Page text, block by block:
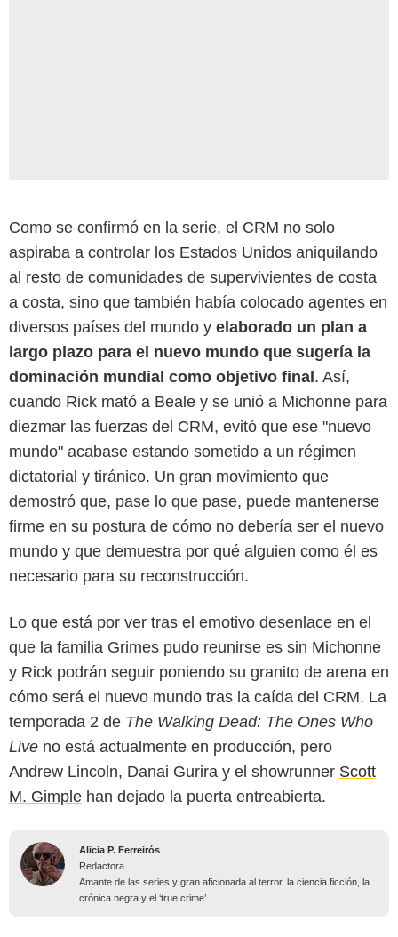
Como se confirmó en la serie, el CRM no solo
aspiraba a controlar los Estados Unidos aniquilando
al resto de comunidades de supervivientes de costa
a costa, sino que también había colocado agentes en
diversos países del mundo y elaborado un plan a
largo plazo para el nuevo mundo que sugería la
dominación mundial como objetivo final. Así,
cuando Rick mató a Beale y se unió a Michonne para
diezmar las fuerzas del CRM, evitó que ese "nuevo
mundo" acabase estando sometido a un régimen
dictatorial y tiránico. Un gran movimiento que
demostró que, pase lo que pase, puede mantenerse
firme en su postura de cómo no debería ser el nuevo
mundo y que demuestra por qué alguien como él es
necesario para su reconstrucción.
Lo que está por ver tras el emotivo desenlace en el
que la familia Grimes pudo reunirse es sin Michonne
y Rick podrán seguir poniendo su granito de arena en
cómo será el nuevo mundo tras la caída del CRM. La
temporada 2 de The Walking Dead: The Ones Who
Live no está actualmente en producción, pero
Andrew Lincoln, Danai Gurira y el showrunner Scott
M. Gimple han dejado la puerta entreabierta.
Alicia P. Ferreirós
Redactora
Amante de las series y gran aficionada al terror, la ciencia ficción, la
crónica negra y el ‘true crime’.